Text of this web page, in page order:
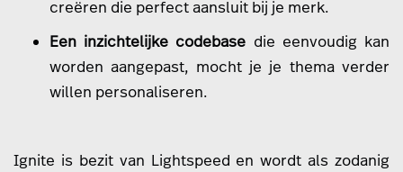
creëren die perfect aansluit bij je merk.
Een inzichtelijke codebase die eenvoudig kan
worden aangepast, mocht je je thema verder
willen personaliseren.
Ignite is bezit van Lightspeed en wordt als zodanig